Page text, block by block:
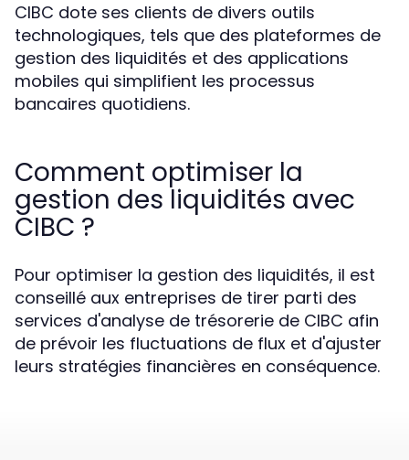
CIBC dote ses clients de divers outils
technologiques, tels que des plateformes de
gestion des liquidités et des applications
mobiles qui simplifient les processus
bancaires quotidiens.
Comment optimiser la
gestion des liquidités avec
CIBC ?
Pour optimiser la gestion des liquidités, il est
conseillé aux entreprises de tirer parti des
services d'analyse de trésorerie de CIBC afin
de prévoir les fluctuations de flux et d'ajuster
leurs stratégies financières en conséquence.